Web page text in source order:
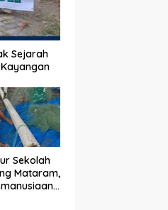
Sejarah
Sekolah
Mataram,